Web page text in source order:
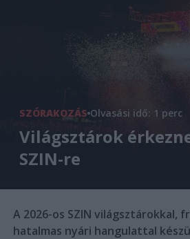
SZÓRAKOZÁS Olvasási idő: 1 perc
Világsztárok
SZIN-re
A 2026-os SZIN világsztárokkal,
hatalmas nyári hangulattal